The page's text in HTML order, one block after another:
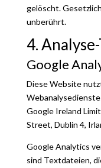
gelöscht.
unberührt.
4.
Google
Diese Website
Google Ireland
Street, Dublin 4,
Google Analytics
sind Textdateien,